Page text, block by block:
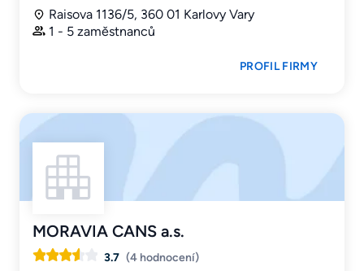
Raisova 1136/5, 360 01 Karlovy Vary
1 - 5 zaměstnanců
PROFIL FIRMY
MORAVIA CANS a.s.
3.7 (4 hodnocení)